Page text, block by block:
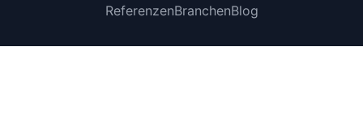
ReferenzenBranchenBlog